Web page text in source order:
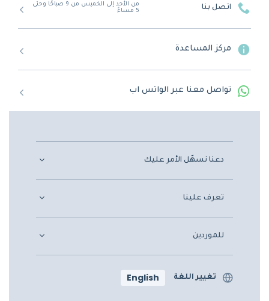
اتصل بنا
من الأحد إلى الخميس من 9 صباحًا وحتى
5 مساءً
مركز المساعدة
تواصل معنا عبر الواتس اب
دعنا نسهّل الأمر عليك
تعرف علينا
للموردين
تغيير اللغة English